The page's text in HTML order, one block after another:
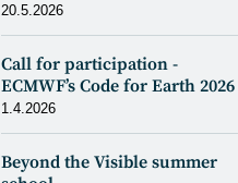
20.5.2026
Call for participation -
ECMWF’s Code for Earth 2026
1.4.2026
Beyond the Visible summer